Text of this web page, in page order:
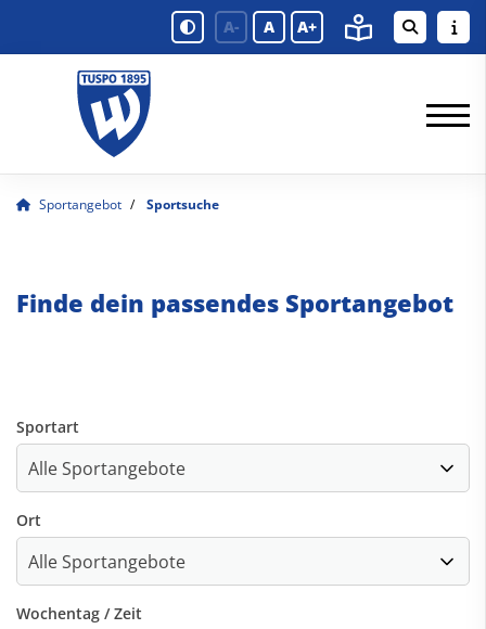
A- A A+
Sportangebot Sportsuche
Finde dein passendes Sportangebot
Sportart
Ort
Wochentag / Zeit